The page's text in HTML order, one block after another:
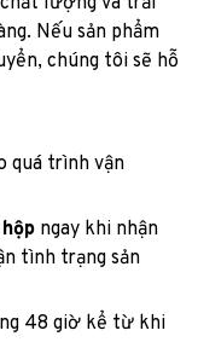
Nếu sản phẩm
chúng tôi sẽ hỗ
quá trình vận
ngay khi nhận
tình trạng sản
48 giờ kể từ khi